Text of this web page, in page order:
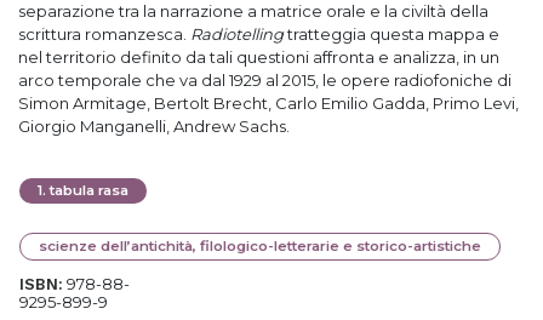
separazione tra la narrazione a matrice orale e la civiltà della
scrittura romanzesca. Radiotellingtratteggia questa mappa e
nel territorio definito da tali questioni affronta e analizza, in un
arco temporale che va dal 1929 al 2015, le opere radiofoniche di
Simon Armitage, Bertolt Brecht, Carlo Emilio Gadda, Primo Levi,
Giorgio Manganelli, Andrew Sachs.
1.tabula rasa
scienze dell’antichità, filologico-letterarie e storico-artistiche
ISBN: 978-88-
9295-899-9